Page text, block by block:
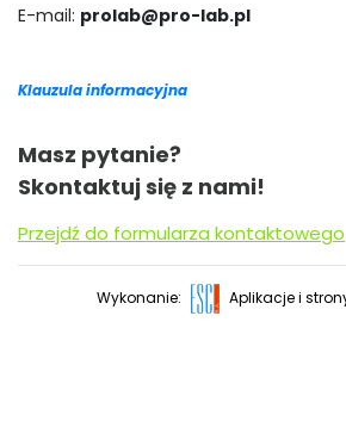
E-mail: prolab@pro-lab.pl
Klauzula informacyjna
Masz pytanie?
Skontaktuj się z nami!
Przejdź do formularza kontaktowego
Wykonanie: Aplikacje i